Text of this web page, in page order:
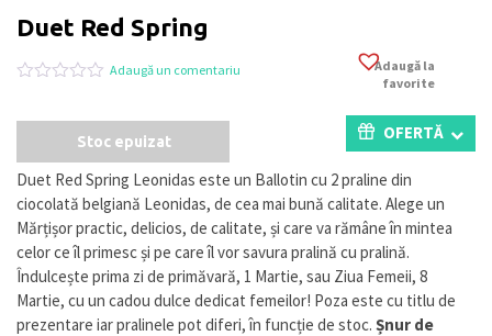
Duet Red Spring
5
pe
a
evaluări
la
clienți
Adaugă un comentariu
Adaugă la
favorite
Stoc epuizat OFERTĂ
Duet Red Spring Leonidas este un Ballotin cu 2 praline din
ciocolată belgiană Leonidas, de cea mai bună calitate. Alege un
Mărțișor practic, delicios, de calitate, și care va rămâne în mintea
celor ce îl primesc și pe care îl vor savura pralină cu pralină.
Îndulcește prima zi de primăvară, 1 Martie, sau Ziua Femeii, 8
Martie, cu un cadou dulce dedicat femeilor! Poza este cu titlu de
prezentare iar pralinele pot diferi, în funcție de stoc. Șnur de